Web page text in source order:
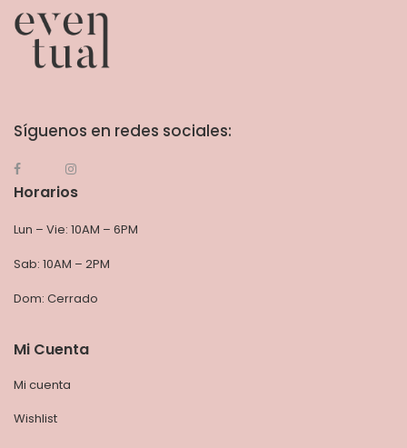
Síguenos en redes sociales:
Horarios
Lun – Vie: 10AM – 6PM
Sab: 10AM – 2PM
Dom: Cerrado
Mi Cuenta
Mi cuenta
Wishlist